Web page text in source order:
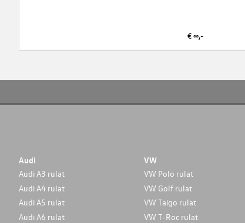
€ ∞,-
Audi
Audi A3 rulat
Audi A4 rulat
Audi A5 rulat
Audi A6 rulat
VW
VW Polo rulat
VW Golf rulat
VW Taigo rulat
VW T-Roc rulat